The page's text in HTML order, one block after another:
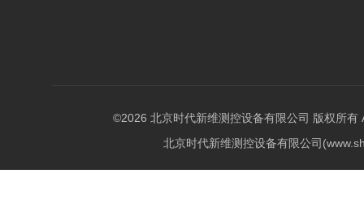
©2026 北京时代新维测控设备有限公司 版权所有
北京时代新维测控设备有限公司